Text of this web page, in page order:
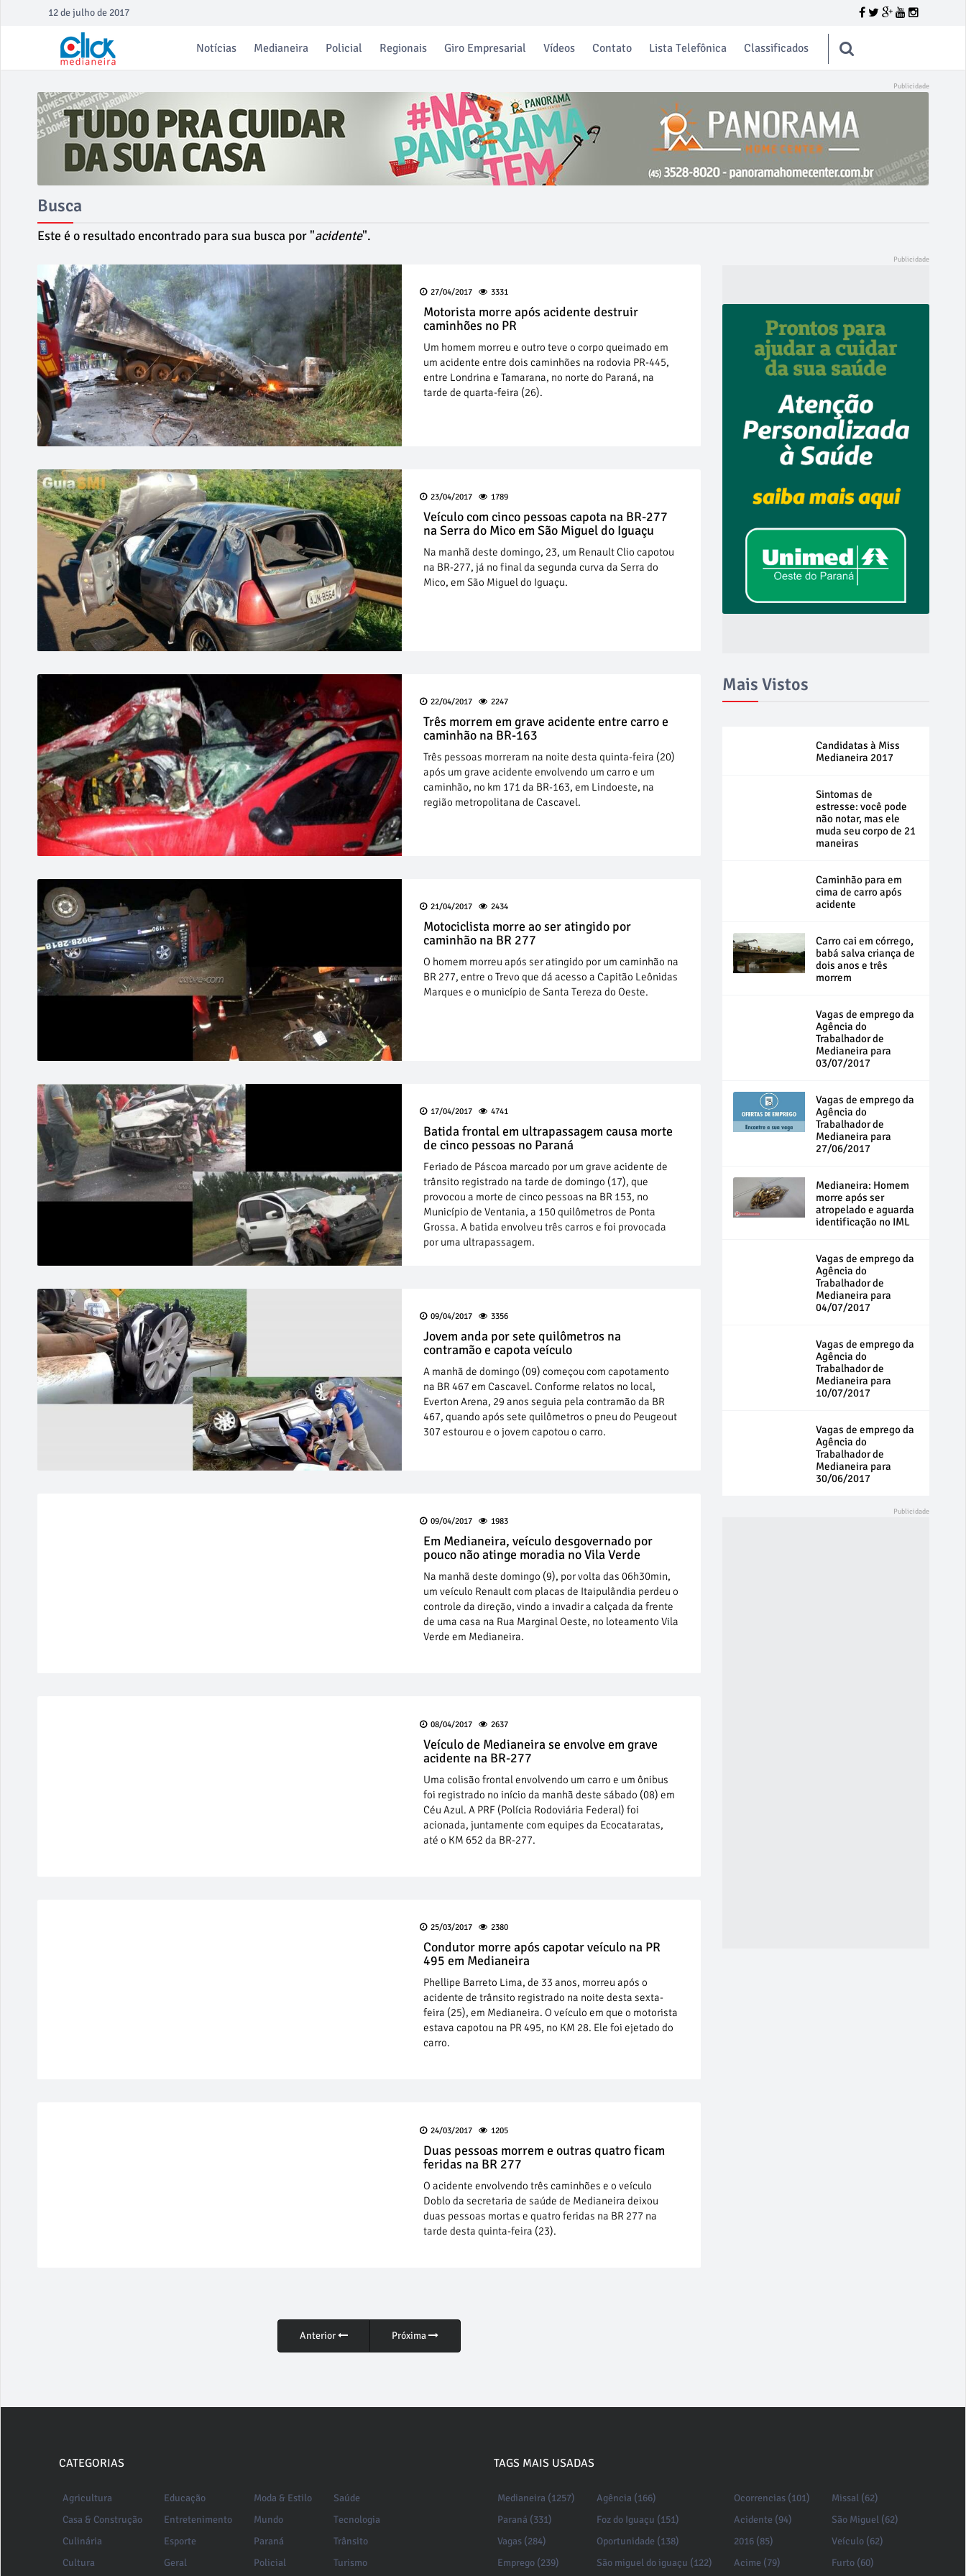
12 de julho de 2017
Notícias Medianeira Policial Regionais Giro Empresarial Vídeos Contato Lista Telefônica Classificados
Busca
Este é o resultado encontrado para sua busca por "acidente".
27/04/2017 3331
Motorista morre após acidente destruir
caminhões no PR
Um homem morreu e outro teve o corpo queimado em
um acidente entre dois caminhões na rodovia PR-445,
entre Londrina e Tamarana, no norte do Paraná, na
tarde de quarta-feira (26).
23/04/2017 1789
Veículo com cinco pessoas capota na BR-277
na Serra do Mico em São Miguel do Iguaçu
Na manhã deste domingo, 23, um Renault Clio capotou
na BR-277, já no final da segunda curva da Serra do
Mico, em São Miguel do Iguaçu.
22/04/2017 2247
Três morrem em grave acidente entre carro e
caminhão na BR-163
Três pessoas morreram na noite desta quinta-feira (20)
após um grave acidente envolvendo um carro e um
caminhão, no km 171 da BR-163, em Lindoeste, na
região metropolitana de Cascavel.
21/04/2017 2434
Motociclista morre ao ser atingido por
caminhão na BR 277
O homem morreu após ser atingido por um caminhão na
BR 277, entre o Trevo que dá acesso a Capitão Leônidas
Marques e o município de Santa Tereza do Oeste.
17/04/2017 4741
Batida frontal em ultrapassagem causa morte
de cinco pessoas no Paraná
Feriado de Páscoa marcado por um grave acidente de
trânsito registrado na tarde de domingo (17), que
provocou a morte de cinco pessoas na BR 153, no
Município de Ventania, a 150 quilômetros de Ponta
Grossa. A batida envolveu três carros e foi provocada
por uma ultrapassagem.
09/04/2017 3356
Jovem anda por sete quilômetros na
contramão e capota veículo
A manhã de domingo (09) começou com capotamento
na BR 467 em Cascavel. Conforme relatos no local,
Everton Arena, 29 anos seguia pela contramão da BR
467, quando após sete quilômetros o pneu do Peugeout
307 estourou e o jovem capotou o carro.
09/04/2017 1983
Em Medianeira, veículo desgovernado por
pouco não atinge moradia no Vila Verde
Na manhã deste domingo (9), por volta das 06h30min,
um veículo Renault com placas de Itaipulândia perdeu o
controle da direção, vindo a invadir a calçada da frente
de uma casa na Rua Marginal Oeste, no loteamento Vila
Verde em Medianeira.
08/04/2017 2637
Veículo de Medianeira se envolve em grave
acidente na BR-277
Uma colisão frontal envolvendo um carro e um ônibus
foi registrado no início da manhã deste sábado (08) em
Céu Azul. A PRF (Polícia Rodoviária Federal) foi
acionada, juntamente com equipes da Ecocataratas,
até o KM 652 da BR-277.
25/03/2017 2380
Condutor morre após capotar veículo na PR
495 em Medianeira
Phellipe Barreto Lima, de 33 anos, morreu após o
acidente de trânsito registrado na noite desta sexta-
feira (25), em Medianeira. O veículo em que o motorista
estava capotou na PR 495, no KM 28. Ele foi ejetado do
carro.
24/03/2017 1205
Duas pessoas morrem e outras quatro ficam
feridas na BR 277
O acidente envolvendo três caminhões e o veículo
Doblo da secretaria de saúde de Medianeira deixou
duas pessoas mortas e quatro feridas na BR 277 na
tarde desta quinta-feira (23).
Anterior Próxima
Mais Vistos
Candidatas à Miss
Medianeira 2017
Sintomas de
estresse: você pode
não notar, mas ele
muda seu corpo de 21
maneiras
Caminhão para em
cima de carro após
acidente
Carro cai em córrego,
babá salva criança de
dois anos e três
morrem
Vagas de emprego da
Agência do
Trabalhador de
Medianeira para
03/07/2017
Vagas de emprego da
Agência do
Trabalhador de
Medianeira para
27/06/2017
Medianeira: Homem
morre após ser
atropelado e aguarda
identificação no IML
Vagas de emprego da
Agência do
Trabalhador de
Medianeira para
04/07/2017
Vagas de emprego da
Agência do
Trabalhador de
Medianeira para
10/07/2017
Vagas de emprego da
Agência do
Trabalhador de
Medianeira para
30/06/2017
CATEGORIAS
Agricultura
Casa & Construção
Culinária
Cultura
Educação
Entretenimento
Esporte
Geral
Moda & Estilo
Mundo
Paraná
Policial
Saúde
Tecnologia
Trânsito
Turismo
TAGS MAIS USADAS
Medianeira (1257)
Paraná (331)
Vagas (284)
Emprego (239)
Agência (166)
Foz do Iguaçu (151)
Oportunidade (138)
São miguel do iguaçu (122)
Ocorrencias (101)
Acidente (94)
2016 (85)
Acime (79)
Missal (62)
São Miguel (62)
Veículo (62)
Furto (60)